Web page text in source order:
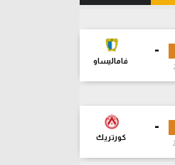
-
فاماليساو
-
كورتريك